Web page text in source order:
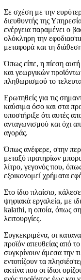
Σε σχέση με την
διευθυντής της
ενέργεια παραμένει ο
ολόκληρη την
μεταφορά και τη
Όπως είπε, η πίεση αυτή
και γεωργικών
πληθωρισμού το
Ερωτηθείς για τις
καύσιμα όσο και στα
υποστήριξε ότι αυτές
ανταγωνισμού και όχι
αγοράς.
Όπως ανέφερε, στην
μεταξύ πρατηρίων
λίτρο, γεγονός που,
εξοικονομεί χρήματα
Στο ίδιο πλαίσιο,
ψηφιακά εργαλεία, με
kalathi, η οποία, όπως
λειτουργίες.
Συγκεκριμένα, οι
προϊόν απευθείας από
συγκρίνουν άμεσα την
εντοπίζουν τα
ακτίνα που οι ίδιοι